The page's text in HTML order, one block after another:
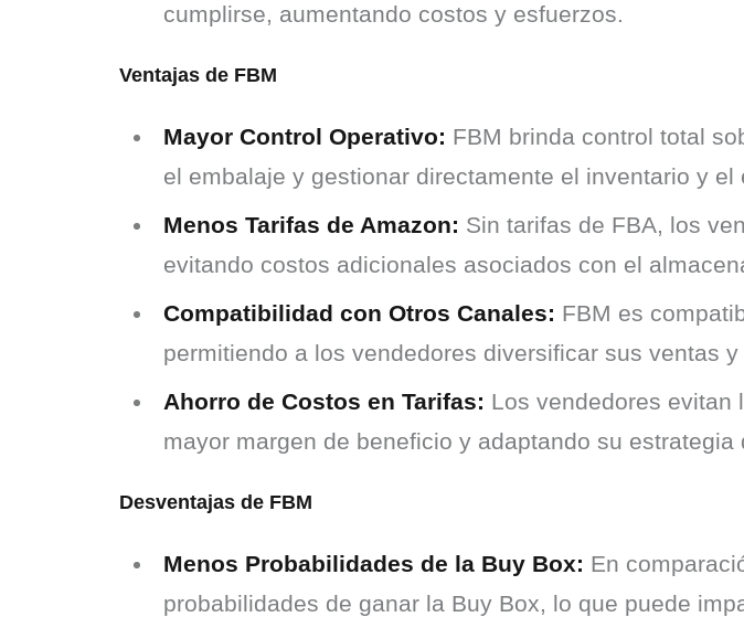
cumplirse, aumentando costos y esfuerzos.
Ventajas de FBM
Mayor Control Operativo: FBM brinda control total
el embalaje y gestionar directamente el inventario y el
Menos Tarifas de Amazon: Sin tarifas de FBA, los
evitando costos adicionales asociados con el
Compatibilidad con Otros Canales: FBM es
permitiendo a los vendedores diversificar sus ventas
Ahorro de Costos en Tarifas: Los vendedores evitan
mayor margen de beneficio y adaptando su
Desventajas de FBM
Menos Probabilidades de la Buy Box: En
probabilidades de ganar la Buy Box, lo que puede